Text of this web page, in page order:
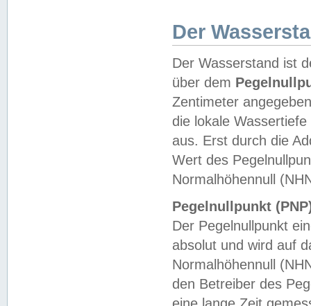
Der
Der Wasserstand ist
über dem
Zentimeter
die lokale
aus. Erst durch die
Wert des
Normalhöhennull
Pegelnullpunkt
Der Pegelnullpunkt
absolut und wird auf
Normalhöhennull
den Betreiber des